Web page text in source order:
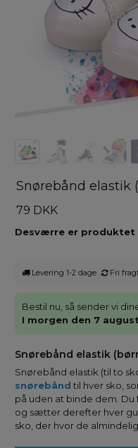
Snørebånd elastik
79 DKK
Desværre er produktet
Levering 1-2 dage Fri
Bestil nu, så sender vi
I morgen den 7 august
Snørebånd elastik
Snørebånd elastik (til to
snørebånd til hver sko,
på uden at binde dem.
og sætter derefter hver
sko, der hvor de